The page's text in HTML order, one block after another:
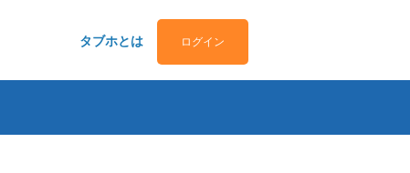
タブホとは ログイン